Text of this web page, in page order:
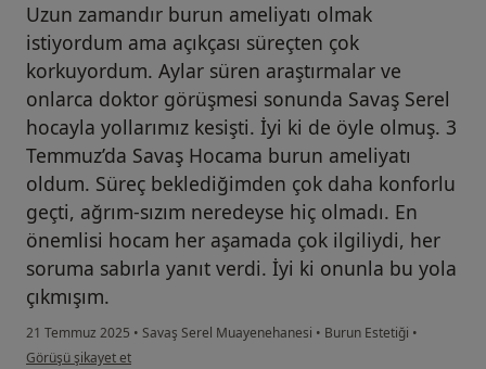
Uzun zamandır burun ameliyatı olmak
istiyordum ama açıkçası süreçten çok
korkuyordum. Aylar süren araştırmalar ve
onlarca doktor görüşmesi sonunda Savaş Serel
hocayla yollarımız kesişti. İyi ki de öyle olmuş. 3
Temmuz’da Savaş Hocama burun ameliyatı
oldum. Süreç beklediğimden çok daha konforlu
geçti, ağrım-sızım neredeyse hiç olmadı. En
önemlisi hocam her aşamada çok ilgiliydi, her
soruma sabırla yanıt verdi. İyi ki onunla bu yola
çıkmışım.
21 Temmuz 2025 • Savaş Serel Muayenehanesi • Burun Estetiği •
kullanıcının görüşüne göre ay...n
Görüşü şikayet et